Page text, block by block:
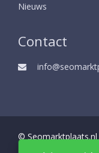
Nieuws
Contact
©